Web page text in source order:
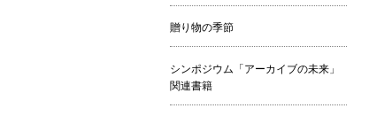
贈り物の季節
シンポジウム「アーカイブの未来」
関連書籍